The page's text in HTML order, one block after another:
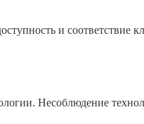
и
Несоблюдение